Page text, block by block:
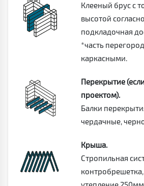
Клееный брус с
высотой
подкладочная
*часть
каркасными.
Перекрытие
проектом).
Балки
чердачные,
Крыша.
Стропильная